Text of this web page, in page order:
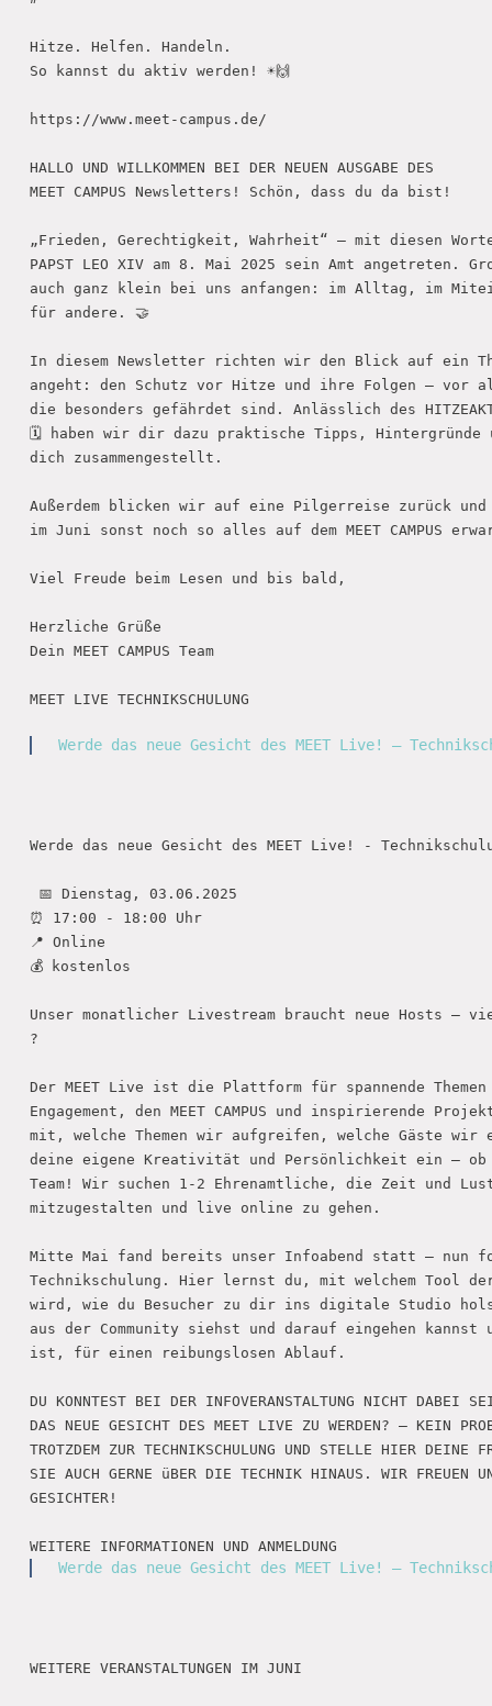
Newsletter Archiv
Leitbild
Spiritualität – eine Definition
MEET CAMPER (mobiler Infostand)
Hitze. Helfen. Handeln.
So kannst du aktiv werden! ☀️🙌
https://www.meet-campus.de/
HALLO UND WILLKOMMEN BEI DER NEUEN AUSGABE DES
MEET CAMPUS Newsletters! Schön, dass du da bist!
„Frieden, Gerechtigkeit, Wahrheit“ – mit diesen
PAPST LEO XIV am 8. Mai 2025 sein Amt angetreten.
auch ganz klein bei uns anfangen: im Alltag, im
für andere. 🤝
In diesem Newsletter richten wir den Blick auf ein
angeht: den Schutz vor Hitze und ihre Folgen – vor
die besonders gefährdet sind. Anlässlich des
🗓️ haben wir dir dazu praktische Tipps, Hintergründe
dich zusammengestellt.
Außerdem blicken wir auf eine Pilgerreise zurück
im Juni sonst noch so alles auf dem MEET CAMPUS
Viel Freude beim Lesen und bis bald,
Herzliche Grüße
Dein MEET CAMPUS Team
MEET LIVE TECHNIKSCHULUNG
Werde das neue Gesicht des MEET Live! –
Werde das neue Gesicht des MEET Live! -
📅 Dienstag, 03.06.2025
⏰ 17:00 - 18:00 Uhr
📍 Online
💰 kostenlos
Unser monatlicher Livestream braucht neue Hosts –
?
Der MEET Live ist die Plattform für spannende
Engagement, den MEET CAMPUS und inspirierende
mit, welche Themen wir aufgreifen, welche Gäste wir
deine eigene Kreativität und Persönlichkeit ein –
Team! Wir suchen 1-2 Ehrenamtliche, die Zeit und
mitzugestalten und live online zu gehen.
Mitte Mai fand bereits unser Infoabend statt – nun
Technikschulung. Hier lernst du, mit welchem Tool
wird, wie du Besucher zu dir ins digitale Studio
aus der Community siehst und darauf eingehen
ist, für einen reibungslosen Ablauf.
DU KONNTEST BEI DER INFOVERANSTALTUNG NICHT DABEI
DAS NEUE GESICHT DES MEET LIVE ZU WERDEN? – KEIN
TROTZDEM ZUR TECHNIKSCHULUNG UND STELLE HIER DEINE
SIE AUCH GERNE üBER DIE TECHNIK HINAUS. WIR FREUEN
GESICHTER!
Werde das neue Gesicht des MEET Live! –
WEITERE VERANSTALTUNGEN IM JUNI